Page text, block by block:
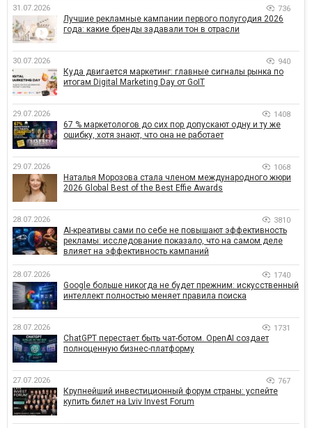
31.07.2026 736
Лучшие рекламные кампании первого полугодия 2026
года: какие бренды задавали тон в отрасли
30.07.2026 940
Куда двигается маркетинг: главные сигналы рынка по
итогам Digital Marketing Day от GoIT
29.07.2026 1408
67 % маркетологов до сих пор допускают одну и ту же
ошибку, хотя знают, что она не работает
29.07.2026 1068
Наталья Морозова стала членом международного жюри
2026 Global Best of the Best Effie Awards
28.07.2026 3810
AI-креативы сами по себе не повышают эффективность
рекламы: исследование показало, что на самом деле
влияет на эффективность кампаний
28.07.2026 1740
Google больше никогда не будет прежним: искусственный
интеллект полностью меняет правила поиска
28.07.2026 1731
ChatGPT перестает быть чат-ботом. OpenAI создает
полноценную бизнес-платформу
27.07.2026 767
Крупнейший инвестиционный форум страны: успейте
купить билет на Lviv Invest Forum